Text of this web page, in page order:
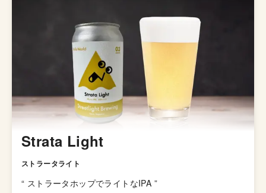
Strata Light
ストラータライト
“ ストラータホップでライトなIPA ”